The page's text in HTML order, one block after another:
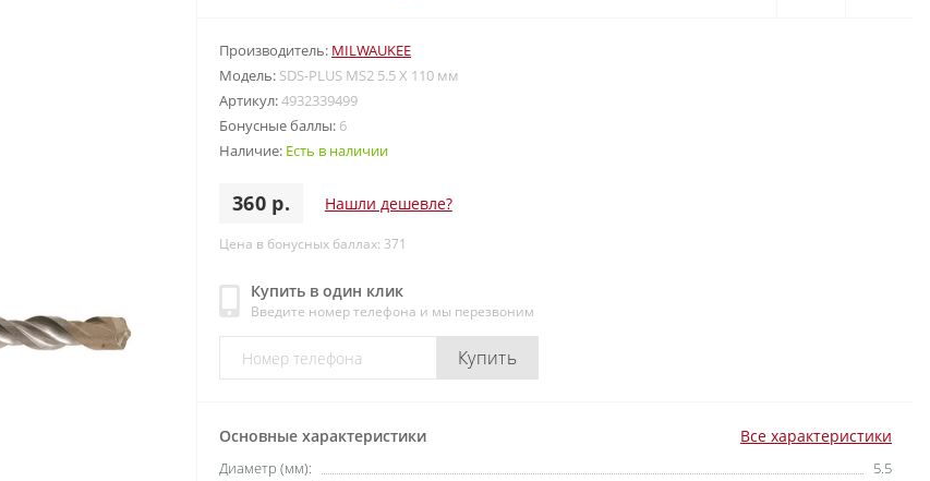
Производитель: MILWAUKEE
Модель: SDS-PLUS MS2 5.5 X 110 мм
Артикул:4932339499
Бонусные баллы: 6
Наличие: Есть в наличии
360 р. Нашли дешевле?
Цена в бонусных баллах: 371
Купить в один клик
Введите номер телефона и мы перезвоним
Купить
Основные характеристики Все характеристики
Диаметр (мм):
5.5